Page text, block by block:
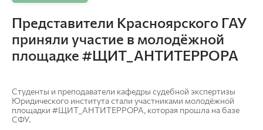
Представители Красноярского ГАУ
приняли участие в молодёжной
площадке #ЩИТ_АНТИТЕРРОРА
Студенты и преподаватели кафедры судебной экспертизы
Юридического института стали участниками молодёжной
площадки #ЩИТ_АНТИТЕРРОРА, которая прошла на базе
СФУ.